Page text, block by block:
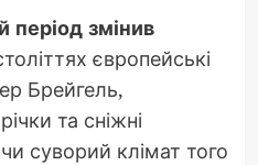
змінив
європейські
Брейгель,
та сніжні
суворий клімат того